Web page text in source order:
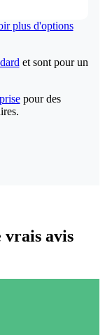
plus d'options
et sont pour un
pour des
vrais avis